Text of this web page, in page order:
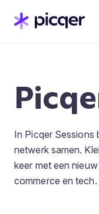
In Picqer Sessions
netwerk samen.
keer met een
commerce en tech.